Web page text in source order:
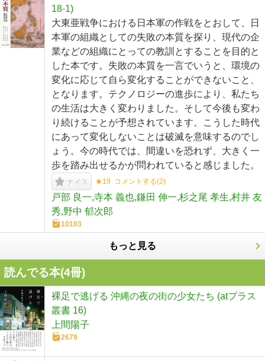
18-1)
大東亜戦争における日本軍の作戦をとおして、日
本軍の組織としての失敗の本質を探り、現代の企
業などの組織にとっての教訓とすることを目的と
した本です。失敗の本質を一言でいうと、環境の
変化に応じて自ら変化することができないこと、
となります。テクノロジーの進歩により、私たち
の生活は大きく変わりました。そして今後も変わ
り続けることが予想されています。こうした時代
にあって変化しないことは破滅を意味するのでし
ょう。今の時代では、間違いを恐れず、大きく一
歩を踏み出せるかが問われていると感じました。
ナイス ★19 コメントする(2)
戸部 良一,寺本 義也,鎌田 伸一,杉之尾 孝生,村井 友
秀,野中 郁次郎
10103
もっと見る
読んでる本(4冊)
裸足で逃げる 沖縄の夜の街の少女たち (atプラス
叢書 16)
上間陽子
2679